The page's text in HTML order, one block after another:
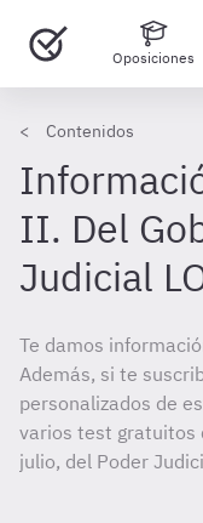
Oposiciones
Contenidos
II. Del
Judicial
Te damos
Además, si te
personalizados de
varios test gratuitos
julio, del Poder